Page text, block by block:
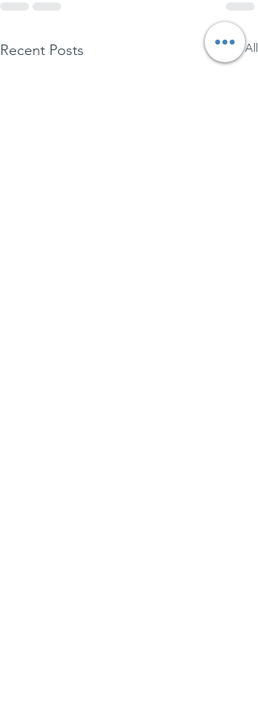
Recent Posts See All